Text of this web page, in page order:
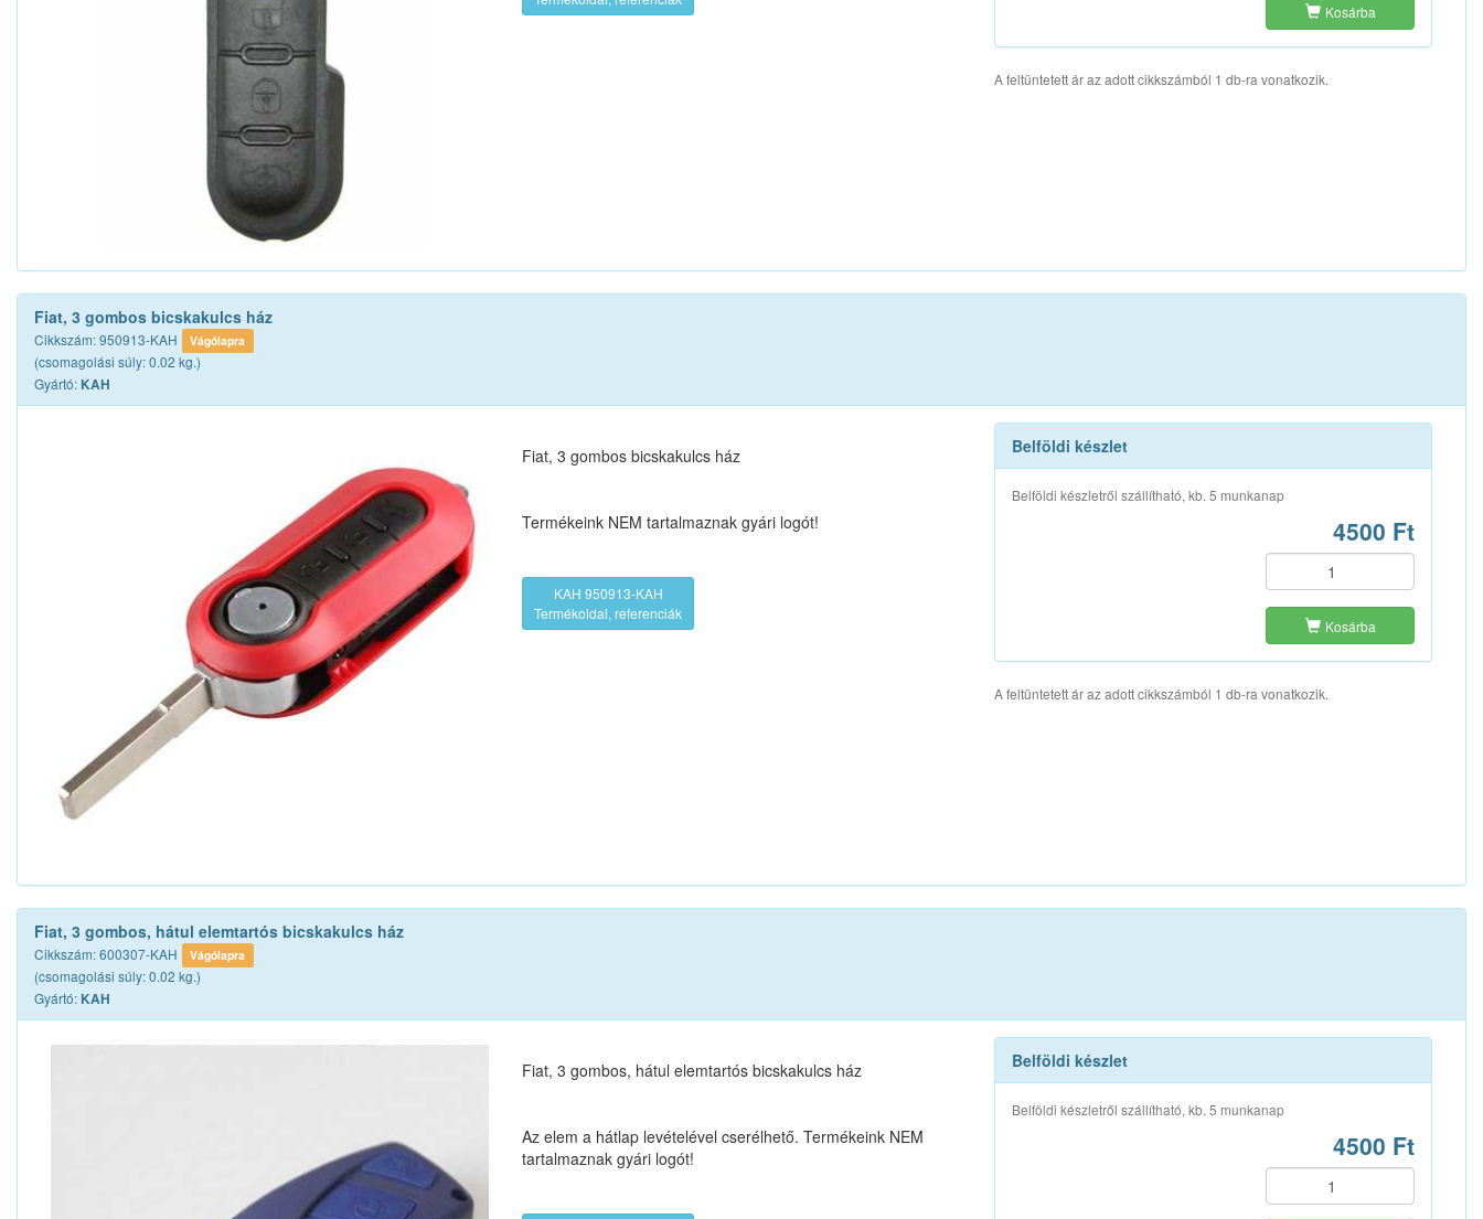
Kosárba
A feltüntetett ár az adott cikkszámból 1 db-ra vonatkozik.
Fiat, 3 gombos bicskakulcs ház
Cikkszám: 950913-KAH Vágólapra
(csomagolási súly: 0.02 kg.)
Gyártó: KAH
Fiat, 3 gombos bicskakulcs ház
Termékeink NEM tartalmaznak gyári logót!
KAH 950913-KAH
Termékoldal, referenciák
Belföldi készlet
Belföldi készletről szállítható, kb. 5 munkanap
4500 Ft
Kosárba
A feltüntetett ár az adott cikkszámból 1 db-ra vonatkozik.
Fiat, 3 gombos, hátul elemtartós bicskakulcs ház
Cikkszám: 600307-KAH Vágólapra
(csomagolási súly: 0.02 kg.)
Gyártó: KAH
Fiat, 3 gombos, hátul elemtartós bicskakulcs ház
Az elem a hátlap levételével cserélhető. Termékeink NEM
tartalmaznak gyári logót!
Belföldi készlet
Belföldi készletről szállítható, kb. 5 munkanap
4500 Ft